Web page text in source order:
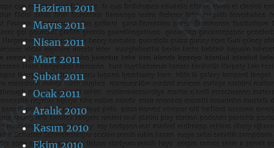
Haziran 2011
Mayıs 2011
Nisan 2011
Mart 2011
Şubat 2011
Ocak 2011
Aralık 2010
Kasım 2010
Ekim 2010